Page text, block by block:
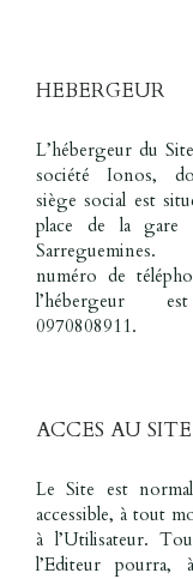
HEBERGEUR
L’hébergeur du
société Ionos,
siège social est
place de la gare
numéro de
l’hébergeur
0970808911.
ACCES AU SITE
Le Site est
accessible, à tout
à l’Utilisateur.
l’Editeur pourra,